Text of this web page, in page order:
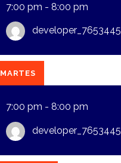
7:00 pm - 8:00 pm
developer_7653445
MARTES
7:00 pm - 8:00 pm
developer_7653445